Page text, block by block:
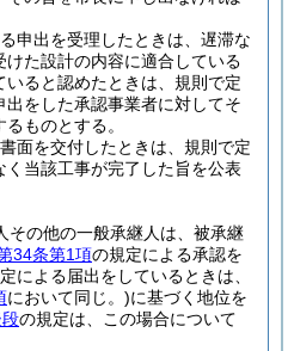
申出を受理したときは、遅滞な
けた設計の内容に適合している
ると認めたときは、規則で定
をした承認事業者に対してそ
ものとする。
面を交付したときは、規則で定
当該工事が完了した旨を公表
その他の一般承継人は、被承継
34条第1項の規定による承認を
による届出をしているときは、
において同じ。)に基づく地位を
の規定は、この場合について